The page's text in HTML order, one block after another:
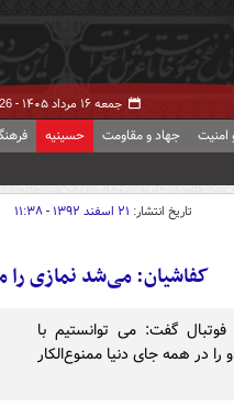
جمعه ۱۶ مرداد ۱۴۰۵ -
امنیت جهاد و مقاومت حسینیه
تاریخ انتشار: ۲۱ اسفند ۱۳۹۲ - ۱۱:۳۸
کفاشیان: می‌شد نمازی را
گفت: می توانستیم با
را در همه جای دنیا ممنوع‌الکار